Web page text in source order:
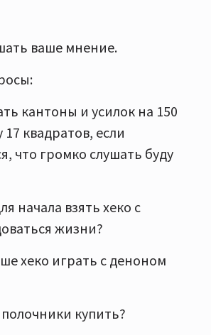
ваше мнение.
кантоны и усилок на 150
квадратов, если
что громко слушать буду
начала взять хеко с
жизни?
хеко играть с деноном
купить?